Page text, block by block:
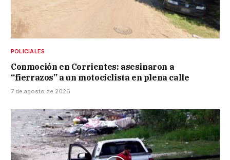
POLICIALES
Conmoción en Corrientes: asesinaron a
“fierrazos” a un motociclista en plena calle
7 de agosto de 2026